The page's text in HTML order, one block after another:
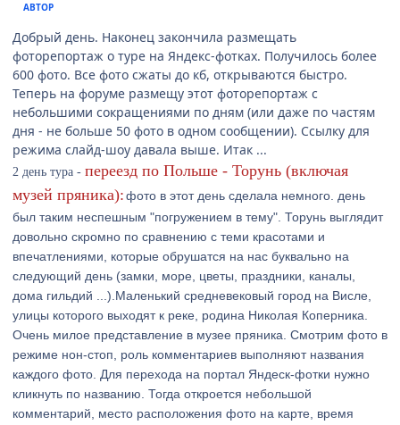
АВТОР
Добрый день. Наконец закончила размещать
фоторепортаж о туре на Яндекс-фотках. Получилось более
600 фото. Все фото сжаты до кб, открываются быстро.
Теперь на форуме размещу этот фоторепортаж с
небольшими сокращениями по дням (или даже по частям
дня - не больше 50 фото в одном сообщении). Ссылку для
режима слайд-шоу давала выше. Итак ...
2 день тура - переезд по Польше - Торунь (включая
музей пряника):фото в этот день сделала немного. день
был таким неспешным "погружением в тему". Торунь выглядит
довольно скромно по сравнению с теми красотами и
впечатлениями, которые обрушатся на нас буквально на
следующий день (замки, море, цветы, праздники, каналы,
дома гильдий ...).Маленький средневековый город на Висле,
улицы которого выходят к реке, родина Николая Коперника.
Очень милое представление в музее пряника. Смотрим фото в
режиме нон-стоп, роль комментариев выполняют названия
каждого фото. Для перехода на портал Яндеск-фотки нужно
кликнуть по названию. Тогда откроется небольшой
комментарий, место расположения фото на карте, время